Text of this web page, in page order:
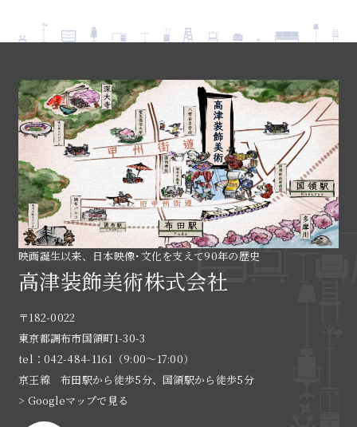
映画誕生以来、日本映像･文化を支えて90年の歴史
高津装飾美術株式会社
〒182-0022
東京都調布市国領町1-30-3
tel：042-484-1161（9:00〜17:00）
京王線 布田駅から徒歩5分、国領駅から徒歩5分
> Googleマップで見る